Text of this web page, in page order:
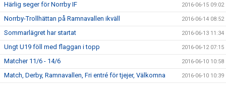
Härlig seger för Norrby IF 2016-06-15 09:02
Norrby-Trollhättan på Ramnavallen ikväll 2016-06-14 08:52
Sommarlägret har startat 2016-06-13 11:34
Ungt U19 föll med flaggan i topp 2016-06-12 07:15
Matcher 11/6 - 14/6 2016-06-10 10:58
Match, Derby, Ramnavallen, Fri entré för tjejer, Välkomna 2016-06-10 10:39